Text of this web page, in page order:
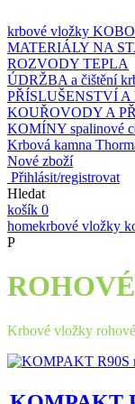
krbové vložky
MATERIÁLY NA
ROZVODY TEPLA
ÚDRŽBA a čištění
PŘÍSLUŠENSTVÍ
KOUŘOVODY A
KOMÍNY spalinové
Krbová kamna
Nové zboží
Přihlásit/registrovat
Hledat
košík 0
homekrbové vložky
P
Krbové vložky